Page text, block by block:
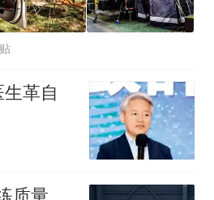
生革自
质量